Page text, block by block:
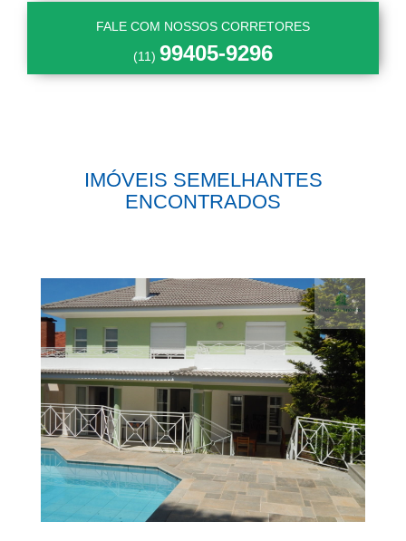
FALE COM NOSSOS CORRETORES
(11) 99405-9296
IMÓVEIS SEMELHANTES
ENCONTRADOS